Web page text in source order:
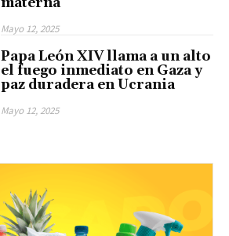
Mayo 12, 2025
Papa León XIV llama a un alto
el fuego inmediato en Gaza y
paz duradera en Ucrania
Mayo 12, 2025